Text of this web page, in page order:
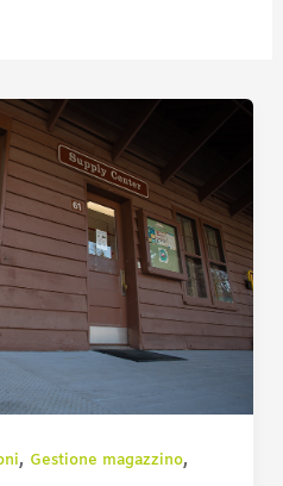
, Gestione magazzino,